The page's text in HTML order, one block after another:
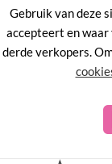
Gebruik van deze
accepteert en waar
derde verkopers.